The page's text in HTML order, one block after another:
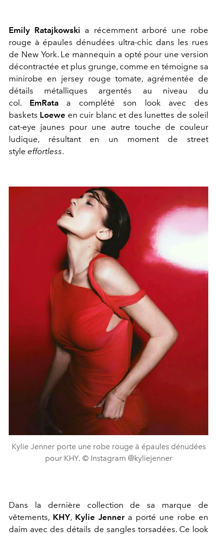
Emily Ratajkowski a récemment arboré une robe
rouge à épaules dénudées ultra-chic dans les rues
de New York. Le mannequin a opté pour une version
décontractée et plus grunge, comme en témoigne sa
minirobe en jersey rouge tomate, agrémentée de
détails métalliques argentés au niveau du
col.
EmRata
a complété son look avec des
baskets Loewe en cuir blanc et des lunettes de soleil
cat-eye jaunes pour une autre touche de couleur
ludique, résultant en un moment de street
style effortless.
Kylie Jenner porte une robe rouge à épaules dénudées
pour KHY. © Instagram @kyliejenner
Dans la dernière collection de sa marque de
vêtements, KHY, Kylie Jenner a porté une robe en
daim avec des détails de sangles torsadées. Ce look